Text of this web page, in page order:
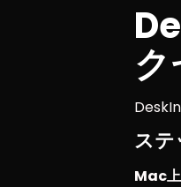
ス
Mac